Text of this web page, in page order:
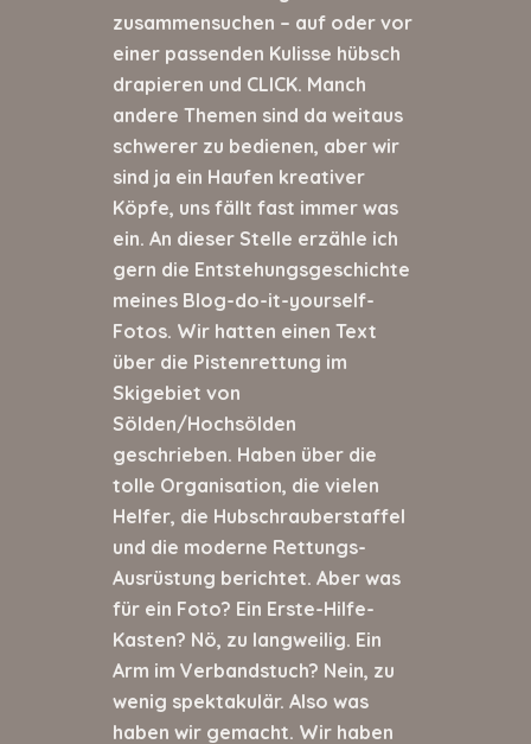
zusammensuchen – auf oder vor
einer passenden Kulisse hübsch
drapieren und CLICK. Manch
andere Themen sind da weitaus
schwerer zu bedienen, aber wir
sind ja ein Haufen kreativer
Köpfe, uns fällt fast immer was
ein. An dieser Stelle erzähle ich
gern die Entstehungsgeschichte
meines Blog-do-it-yourself-
Fotos. Wir hatten einen Text
über die Pistenrettung im
Skigebiet von
Sölden/Hochsölden
geschrieben. Haben über die
tolle Organisation, die vielen
Helfer, die Hubschrauberstaffel
und die moderne Rettungs-
Ausrüstung berichtet. Aber was
für ein Foto? Ein Erste-Hilfe-
Kasten? Nö, zu langweilig. Ein
Arm im Verbandstuch? Nein, zu
wenig spektakulär. Also was
haben wir gemacht. Wir haben